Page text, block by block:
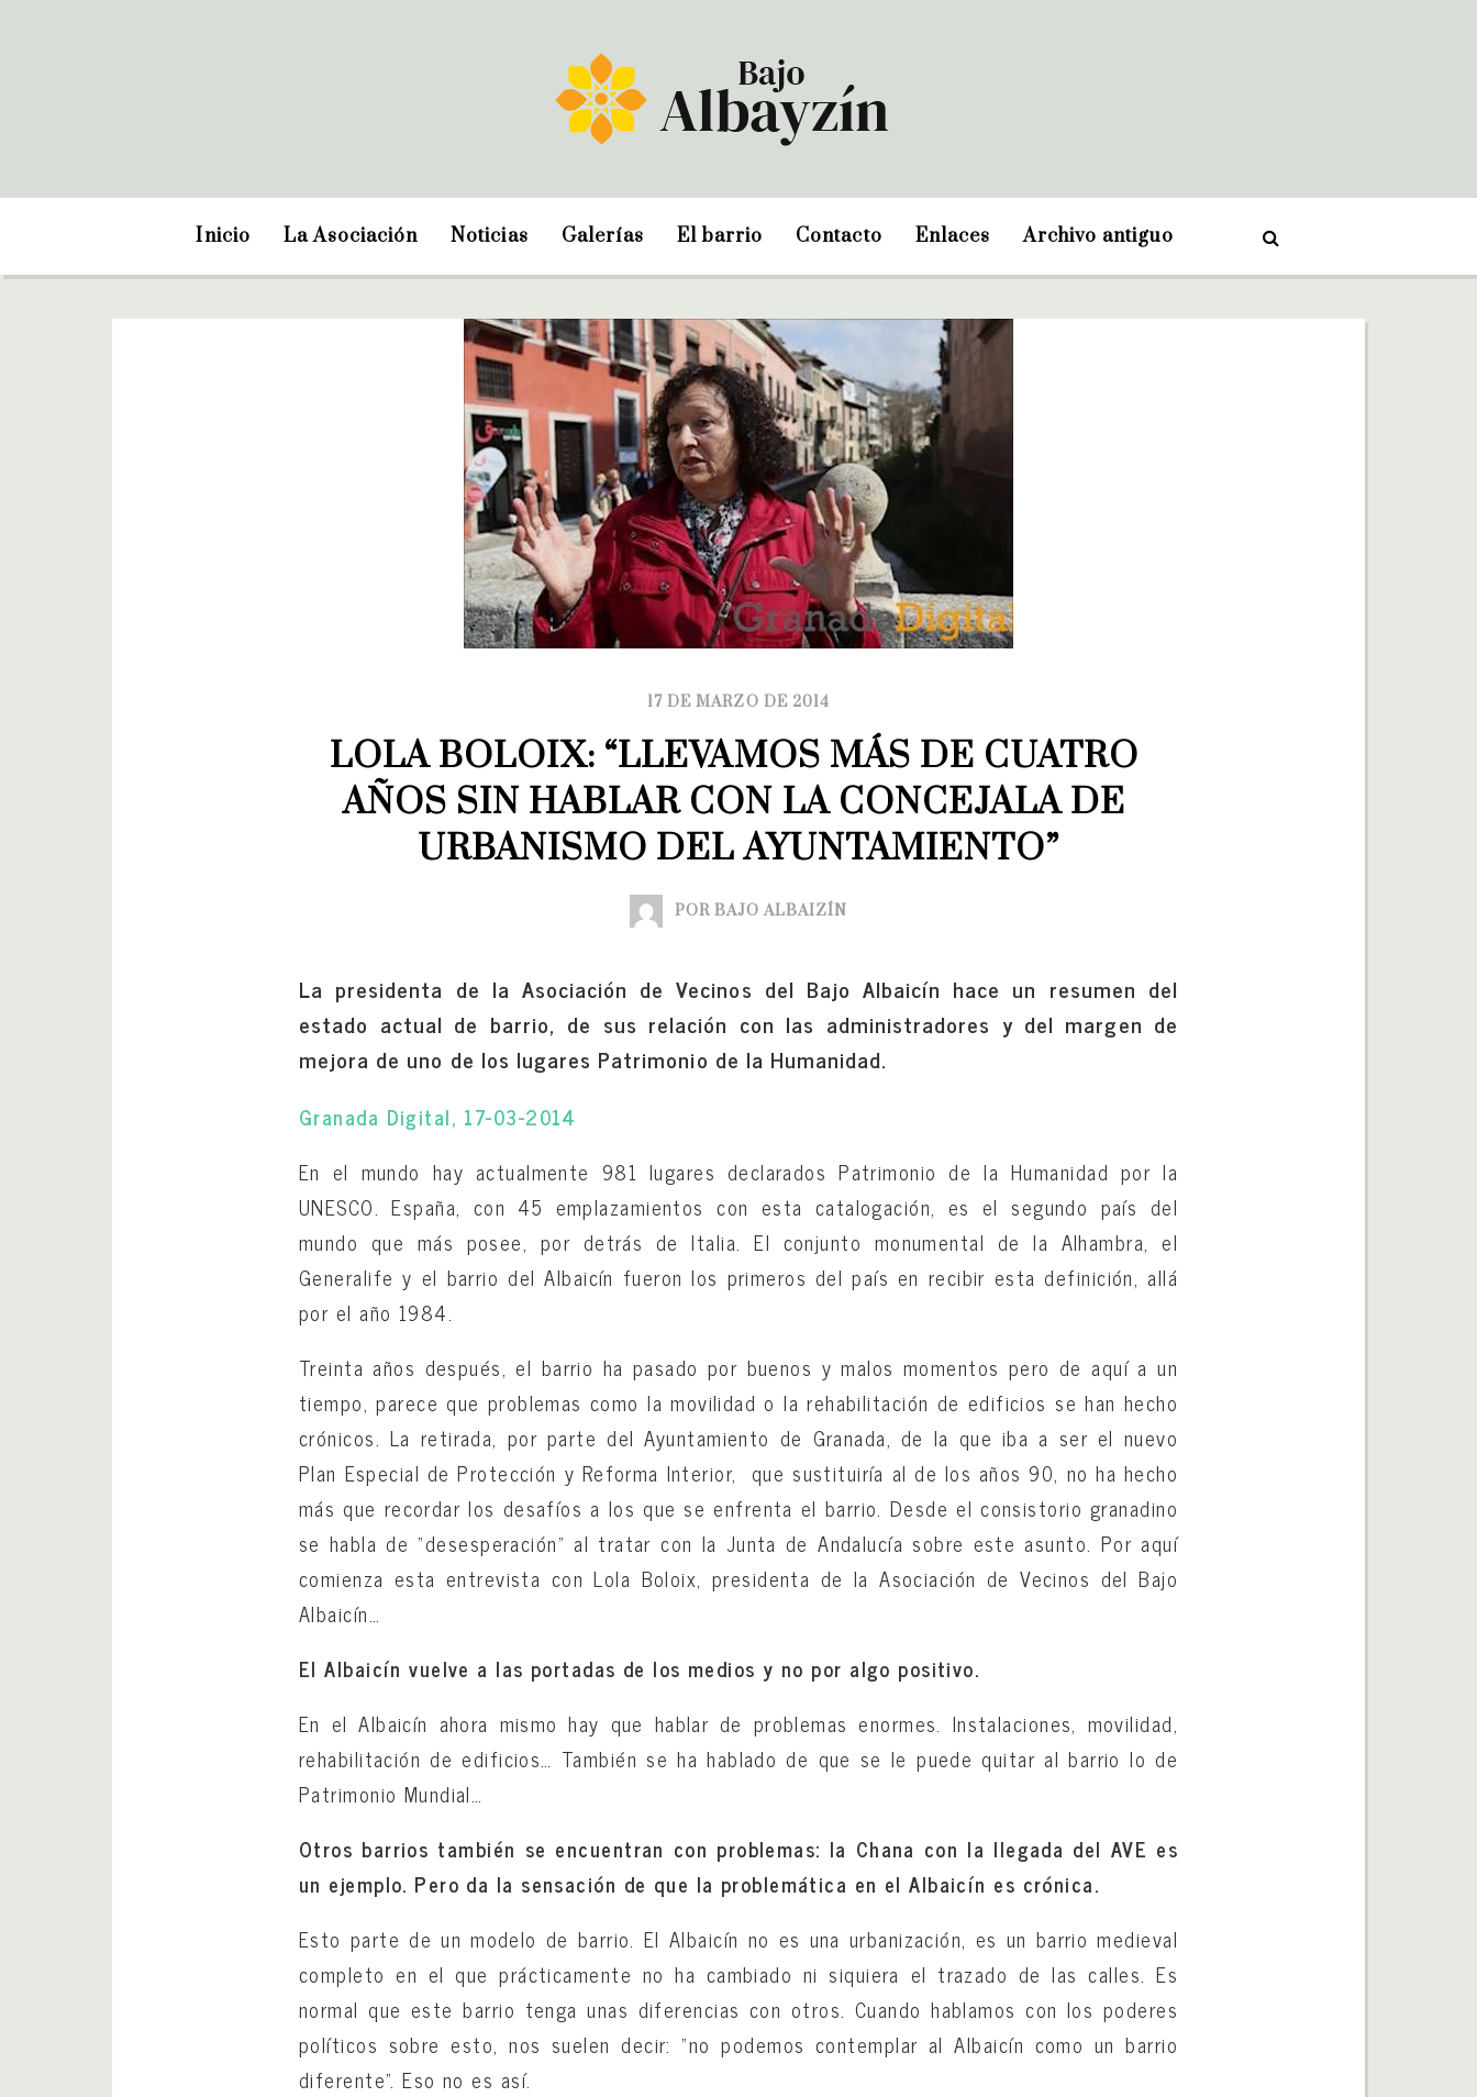
Inicio La Asociación Noticias Galerías El barrio Contacto Enlaces Archivo antiguo
17 DE MARZO DE 2014
LOLA BOLOIX: “LLEVAMOS MÁS DE CUATRO
AÑOS SIN HABLAR CON LA CONCEJALA DE
URBANISMO DEL AYUNTAMIENTO”
POR BAJO ALBAIZÍN
La presidenta de la Asociación de Vecinos del Bajo Albaicín hace un resumen del
estado actual de barrio, de sus relación con las administradores y del margen de
mejora de uno de los lugares Patrimonio de la Humanidad.
Granada Digital, 17-03-2014
En el mundo hay actualmente 981 lugares declarados Patrimonio de la Humanidad por la
UNESCO. España, con 45 emplazamientos con esta catalogación, es el segundo país del
mundo que más posee, por detrás de Italia. El conjunto monumental de la Alhambra, el
Generalife y el barrio del Albaicín fueron los primeros del país en recibir esta definición, allá
por el año 1984.
Treinta años después, el barrio ha pasado por buenos y malos momentos pero de aquí a un
tiempo, parece que problemas como la movilidad o la rehabilitación de edificios se han hecho
crónicos. La retirada, por parte del Ayuntamiento de Granada, de la que iba a ser el nuevo
Plan Especial de Protección y Reforma Interior, que sustituiría al de los años 90, no ha hecho
más que recordar los desafíos a los que se enfrenta el barrio. Desde el consistorio granadino
se habla de “desesperación” al tratar con la Junta de Andalucía sobre este asunto. Por aquí
comienza esta entrevista con Lola Boloix, presidenta de la Asociación de Vecinos del Bajo
Albaicín…
El Albaicín vuelve a las portadas de los medios y no por algo positivo.
En el Albaicín ahora mismo hay que hablar de problemas enormes. Instalaciones, movilidad,
rehabilitación de edificios… También se ha hablado de que se le puede quitar al barrio lo de
Patrimonio Mundial…
Otros barrios también se encuentran con problemas: la Chana con la llegada del AVE es
un ejemplo. Pero da la sensación de que la problemática en el Albaicín es crónica.
Esto parte de un modelo de barrio. El Albaicín no es una urbanización, es un barrio medieval
completo en el que prácticamente no ha cambiado ni siquiera el trazado de las calles. Es
normal que este barrio tenga unas diferencias con otros. Cuando hablamos con los poderes
políticos sobre esto, nos suelen decir: “no podemos contemplar al Albaicín como un barrio
diferente”. Eso no es así.